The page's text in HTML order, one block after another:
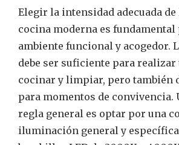
Elegir la intensidad adecuada
cocina moderna es fundamental
ambiente funcional y acogedor.
debe ser suficiente para realizar
cocinar y limpiar, pero también
para momentos de convivencia.
regla general es optar por una
iluminación general y